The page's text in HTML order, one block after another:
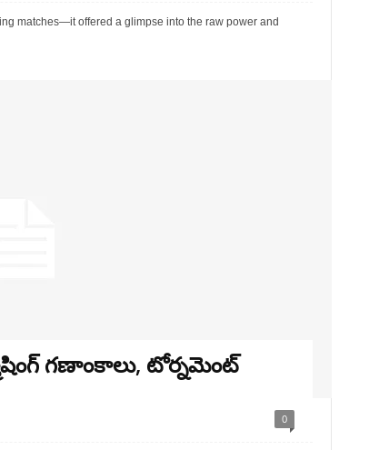
matches—it offered a glimpse into the raw power and
గణాంకాలు, టోర్నమెంట్
0